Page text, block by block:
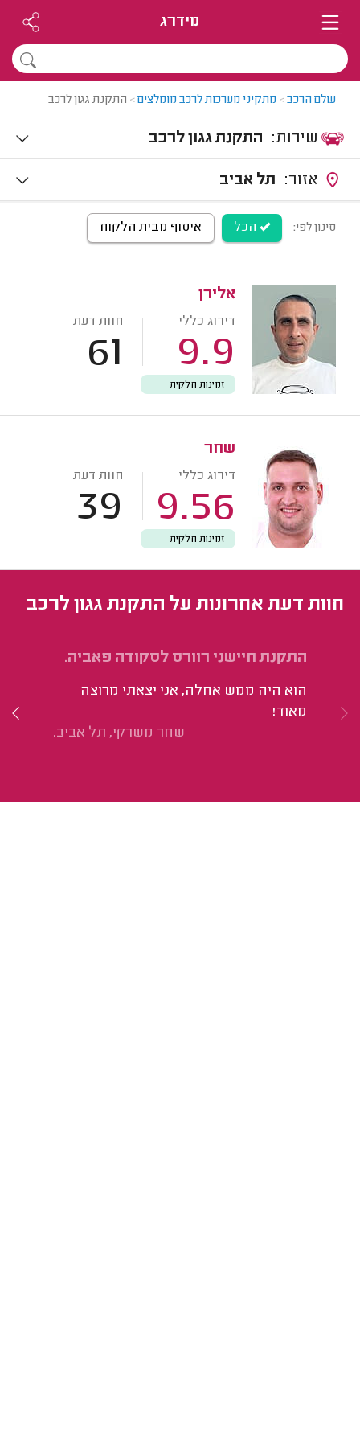
מידרג
עולם הרכב> מתקיני מערכות לרכב מומלצים> התקנת גגון לרכב
התקנת גגון לרכב
תל אביב
סינון לפי: הכל איסוף מבית הלקוח
אלירן
דירוג כללי
9.9
חוות דעת
61
זמינות חלקית
שחר
דירוג כללי
9.56
חוות דעת
39
זמינות חלקית
חוות דעת אחרונות על התקנת גגון לרכב
התקנת חיישני רוורס לסקודה פאביה.
הוא היה ממש אחלה, אני יצאתי מרוצה
מאוד!
שחר משרקי, תל אביב.